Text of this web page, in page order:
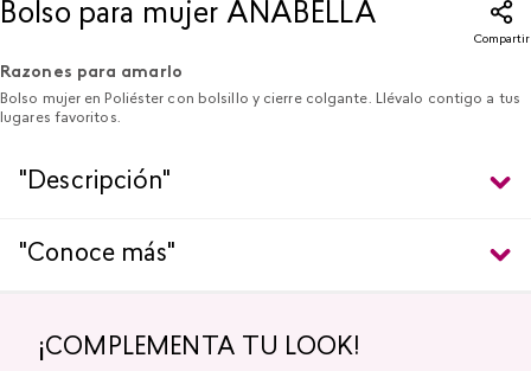
Bolso para mujer ANABELLA
Compartir
Razones para amarlo
Bolso mujer en Poliéster con bolsillo y cierre colgante. Llévalo contigo a tus
lugares favoritos.
"Descripción"
"Conoce más"
¡COMPLEMENTA TU LOOK!